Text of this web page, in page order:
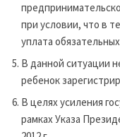
при условии, что в
уплата
В данной ситуации
ребенок
В целях усиления
рамках Указа